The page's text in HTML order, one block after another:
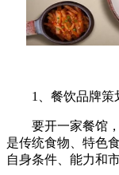
1、餐饮品牌策
要开一家餐馆，
是传统食物、特色
自身条件、能力和